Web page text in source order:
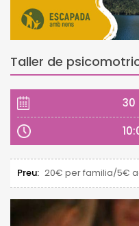
Taller de
30
Preu: 20€ per familia/5€